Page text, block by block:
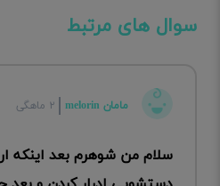
سوال های مرتبط
مامان melorin ۲ ماهگی
سلام من شوهرم بعد اینکه